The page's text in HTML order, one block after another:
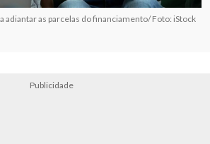
adiantar as parcelas do financiamento/ Foto: iStock
Publicidade